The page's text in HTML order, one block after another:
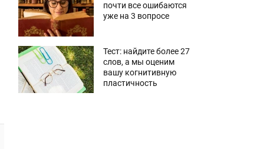
почти все ошибаются
уже на 3 вопросе
Тест: найдите более 27
слов, а мы оценим
вашу когнитивную
пластичность